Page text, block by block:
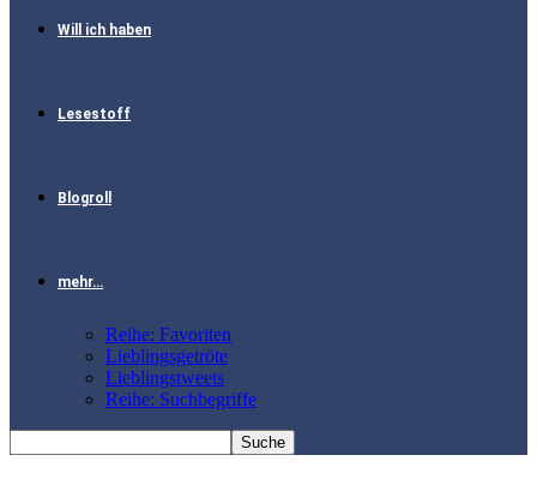
Will ich haben
Lesestoff
Blogroll
mehr…
Reihe: Favoriten
Lieblingsgetröte
Lieblingstweets
Reihe: Suchbegriffe